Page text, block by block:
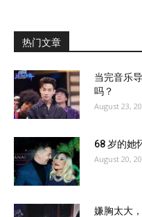
热门文章
当完音乐
吗？
August 23,
68 岁的她
August 20,
嫌胸太大